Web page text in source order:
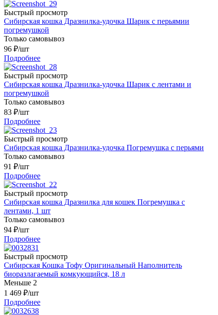
Быстрый просмотр
Сибирская кошка Дразнилка-удочка Шарик с перьямии
погремушкой
Только самовывоз
96 ₽/шт
Подробнее
Быстрый просмотр
Сибирская кошка Дразнилка-удочка Шарик с лентами и
погремушкой
Только самовывоз
83 ₽/шт
Подробнее
Быстрый просмотр
Сибирская кошка Дразнилка-удочка Погремушка с перьями
Только самовывоз
91 ₽/шт
Подробнее
Быстрый просмотр
Сибирская кошка Дразнилка для кошек Погремушка с
лентами, 1 шт
Только самовывоз
94 ₽/шт
Подробнее
Быстрый просмотр
Сибирская Кошка Тофу Оригинальный Наполнитель
биоразлагаемый комкующийся, 18 л
Меньше 2
1 469 ₽/шт
Подробнее